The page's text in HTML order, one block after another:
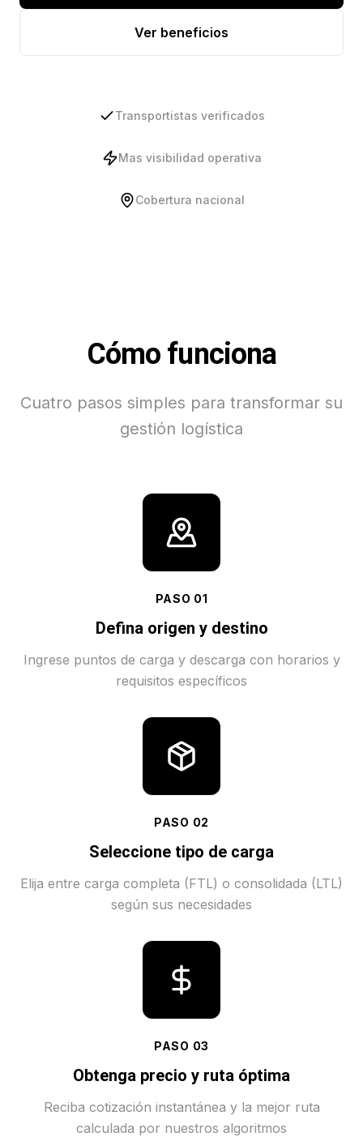
Ver beneficios
Transportistas verificados
Mas visibilidad operativa
Cobertura nacional
Cómo funciona
Cuatro pasos simples para transformar su
gestión logística
PASO 01
Defina origen y destino
Ingrese puntos de carga y descarga con horarios y
requisitos específicos
PASO 02
Seleccione tipo de carga
Elija entre carga completa (FTL) o consolidada (LTL)
según sus necesidades
PASO 03
Obtenga precio y ruta óptima
Reciba cotización instantánea y la mejor ruta
calculada por nuestros algoritmos